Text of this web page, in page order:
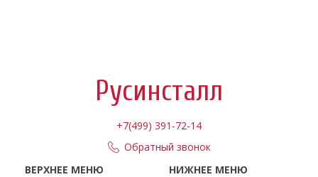
Русинсталл
+7(499) 391-72-14
Обратный звонок
ВЕРХНЕЕ МЕНЮ
НИЖНЕЕ МЕНЮ